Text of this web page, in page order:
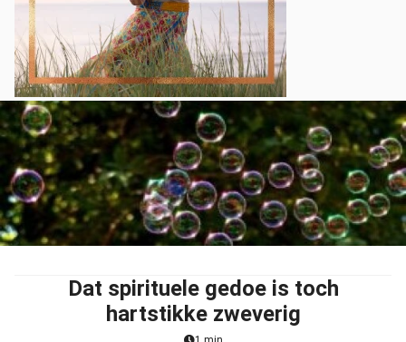
Dat spirituele gedoe is toch
hartstikke zweverig